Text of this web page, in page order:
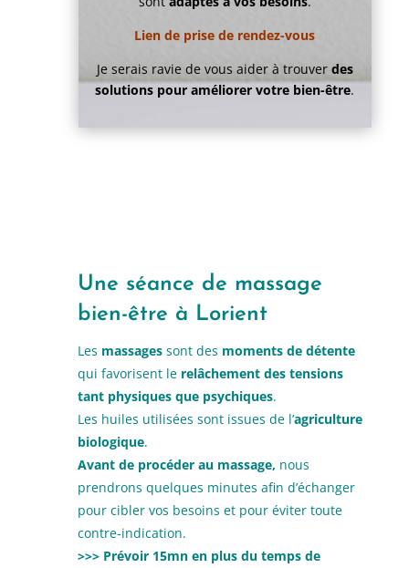
Lien de prise de rendez-vous
Je serais ravie de vous aider à trouver des
solutions pour améliorer votre bien-être.
Une séance de massage
bien-être à Lorient
Les massages sont des moments de détente
qui favorisent le relâchement des tensions
tant physiques que psychiques.
Les huiles utilisées sont issues de l’agriculture
biologique.
Avant de procéder au massage, nous
prendrons quelques minutes afin d’échanger
pour cibler vos besoins et pour éviter toute
contre-indication.
>>> Prévoir 15mn en plus du temps de